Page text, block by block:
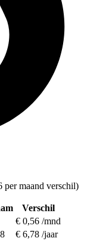
per maand verschil)
Verschil
€ 0,56 /mnd
€ 6,78 /jaar